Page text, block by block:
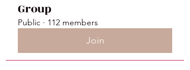
Group
Public · 112 members
Join